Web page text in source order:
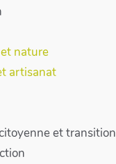
nature
artisanat
et transition